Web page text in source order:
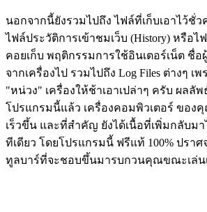
นอกจากนี้ยังรวมไปถึง ไฟล์ที่เก็บเอาไว้ชั่วค
ไฟล์ประวัติการเข้าชมเว็บ (History) หรือไ
คอยเก็บ พฤติกรรมการใช้อินเตอร์เน็ต ชื่
จากเครื่องไป รวมไปถึง Log Files ต่างๆ เ
"หน่วง" เครื่องให้ช้าเอาเปล่าๆ ครับ ผลลั
โปรแกรมนี้แล้ว เครื่องคอมพิวเตอร์ ของ
เร็วขึ้น และที่สำคัญ ยังได้เนื้อที่เพิ่มกลับมา
ทีเดียว โดยโปรแกรมนี้ ฟรีแท้ 100% ปรา
ทูลบาร์ที่จะชอบขึ้นมารบกวนคุณขณะเล่น